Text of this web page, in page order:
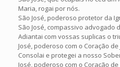
Maria, rogai por nós.
São José, poderoso protetor da
São José, compassivo advogado
Adiantai com vossas suplicas o
José, poderoso com o Coração de
Consolai e protegei a nosso
José, poderoso com o Coração de